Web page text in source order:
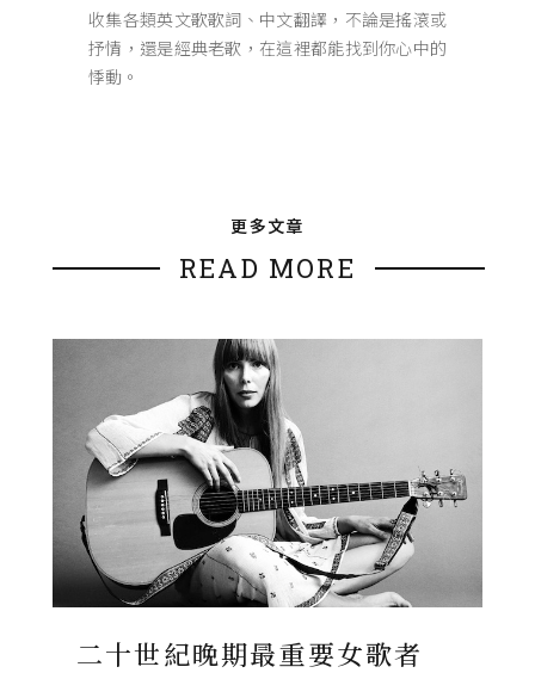
收集各類英文歌歌詞、中文翻譯，不論是搖滾或
抒情，還是經典老歌，在這裡都能找到你心中的
悸動。
更多文章
READ MORE
二十世紀晚期最重要女歌者